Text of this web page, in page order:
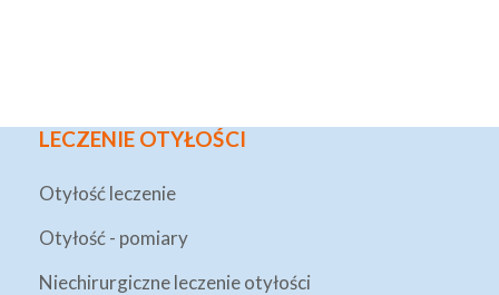
LECZENIE OTYŁOŚCI
Otyłość leczenie
Otyłość - pomiary
Niechirurgiczne leczenie otyłości